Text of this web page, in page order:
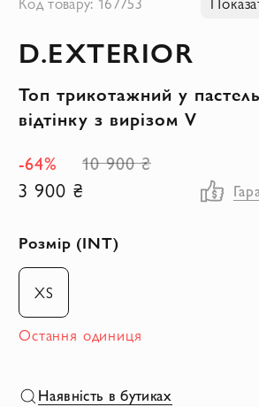
початку
зображень
D.EXTERIOR
Топ трикотажний у
відтінку з вирізом V
-64%
10 900 ₴
3 900 ₴
Розмір (INT)
XS
Остання одиниця
Наявність в бутиках